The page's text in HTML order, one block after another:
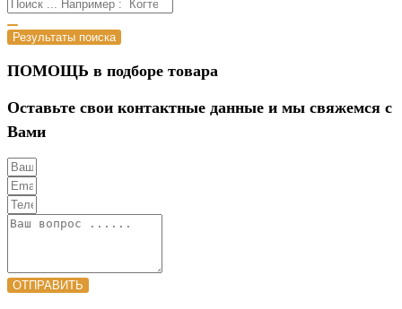
Результаты поиска
ПОМОЩЬ в подборе товара
Оставьте свои контактные данные и мы свяжемся с
Вами
ОТПРАВИТЬ